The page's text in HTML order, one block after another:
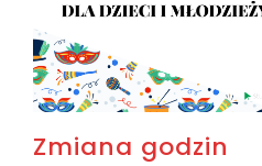
Zmiana godzin